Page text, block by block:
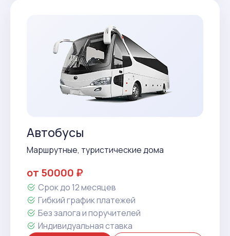
Автобусы
Маршрутные, туристические дома
от 50000 ₽
Срок до 12 месяцев
Гибкий график платежей
Без залога и поручителей
Индивидуальная ставка